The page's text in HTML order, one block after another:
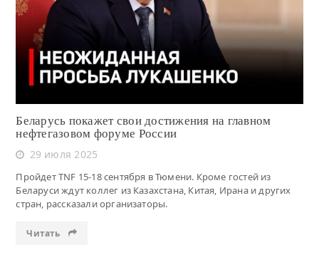
Читать
Беларусь покажет свои достижения на главном
нефтегазовом форуме России
29 июля 2025
Пройдет TNF 15-18 сентября в Тюмени. Кроме гостей из
Беларуси ждут коллег из Казахстана, Китая, Ирана и других
стран, рассказали организаторы.
Читать